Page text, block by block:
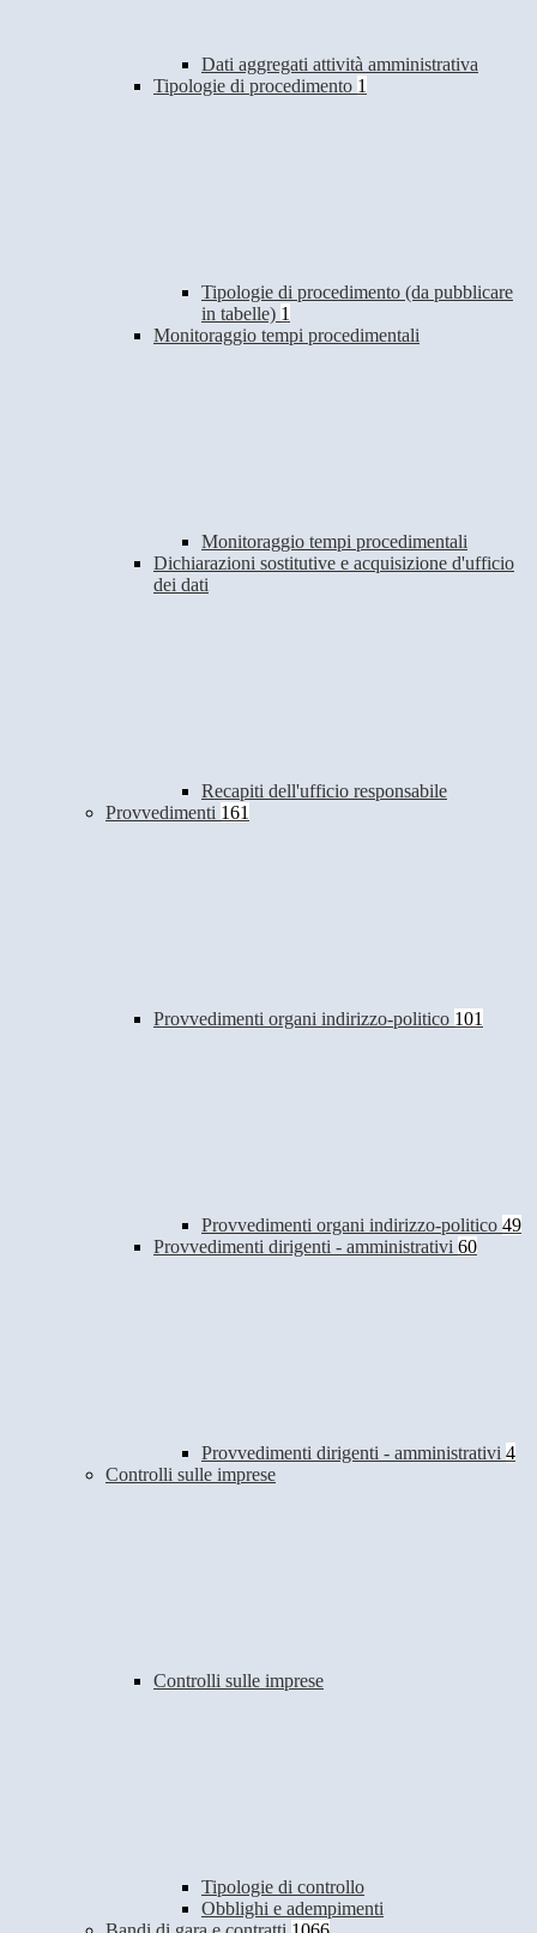
Dati aggregati attività amministrativa
Tipologie di procedimento 1
Tipologie di procedimento (da pubblicare
in tabelle) 1
Monitoraggio tempi procedimentali
Monitoraggio tempi procedimentali
Dichiarazioni sostitutive e acquisizione d'ufficio
dei dati
Recapiti dell'ufficio responsabile
Provvedimenti 161
Provvedimenti organi indirizzo-politico 101
Provvedimenti organi indirizzo-politico 49
Provvedimenti dirigenti - amministrativi 60
Provvedimenti dirigenti - amministrativi 4
Controlli sulle imprese
Controlli sulle imprese
Tipologie di controllo
Obblighi e adempimenti